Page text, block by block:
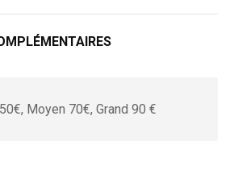
Moyen 70€, Grand 90 €